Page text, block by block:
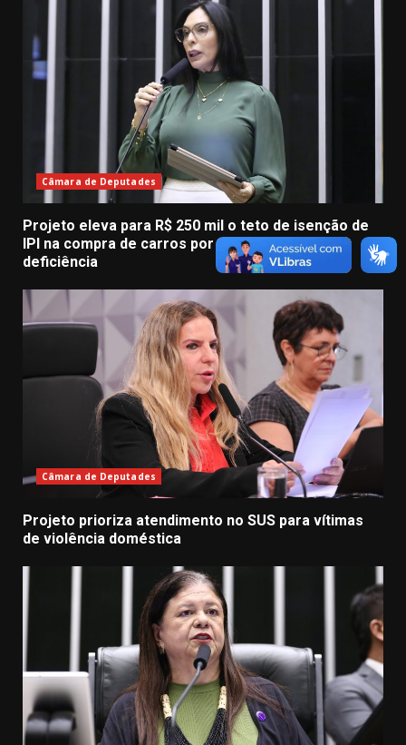
Câmara de Deputades
Projeto eleva para R$ 250 mil o teto de isenção de
IPI na compra de carros por pessoas com
deficiência
Câmara de Deputades
Projeto prioriza atendimento no SUS para vítimas
de violência doméstica